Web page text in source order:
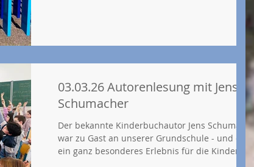
Wasser unter Beweis. Im Teilnehmerfeld von 12
Grundschulen aus dem Kreisgebiet kam es zu
aufregend waren die Kopf-an-Kopf-Rennen mit
der Grundschule aus Mülheim, bei denen unsere
Schwimmerinnen und Schwimmer g
03.03.26 Autorenlesung mit Jens
Schumacher
Der bekannte Kinderbuchautor Jens Schumacher
war zu Gast an unserer Grundschule - und es
ein ganz besonderes Erlebnis für die Kinder der